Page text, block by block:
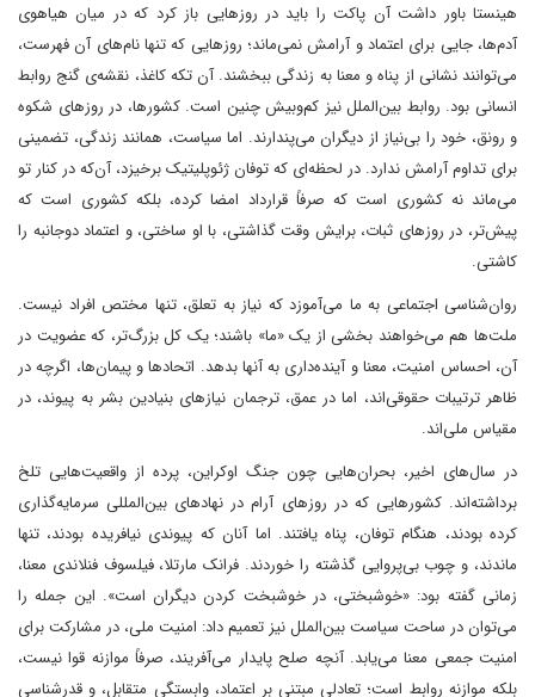
هینستا باور داشت آن پاکت را باید در روزهایی باز کرد که در میان هیاهوی
آدم‌ها، جایی برای اعتماد و آرامش نمی‌ماند؛ روزهایی که تنها نام‌های آن فهرست،
می‌توانند نشانی از پناه و معنا به زندگی ببخشند. آن تکه کاغذ، نقشه‌ی گنج روابط
انسانی بود. روابط بین‌الملل نیز کم‌وبیش چنین است. کشورها، در روزهای شکوه
و رونق، خود را بی‌نیاز از دیگران می‌پندارند. اما سیاست، همانند زندگی، تضمینی
برای تداوم آرامش ندارد. در لحظه‌ای که توفان ژئوپلیتیک برخیزد، آن‌که در کنار تو
می‌ماند نه کشوری است که صرفاً قرارداد امضا کرده، بلکه کشوری است که
پیش‌تر، در روزهای ثبات، برایش وقت گذاشتی، با او ساختی، و اعتماد دوجانبه را
کاشتی.
روان‌شناسی اجتماعی به ما می‌آموزد که نیاز به تعلق، تنها مختص افراد نیست.
ملت‌ها هم می‌خواهند بخشی از یک «ما» باشند؛ یک کل بزرگ‌تر، که عضویت در
آن، احساس امنیت، معنا و آینده‌داری به آنها بدهد. اتحادها و پیمان‌ها، اگرچه در
ظاهر ترتیبات حقوقی‌اند، اما در عمق، ترجمان نیازهای بنیادین بشر به پیوند، در
مقیاس ملی‌اند.
در سال‌های اخیر، بحران‌هایی چون جنگ اوکراین، پرده از واقعیت‌هایی تلخ
برداشته‌اند. کشورهایی که در روزهای آرام در نهادهای بین‌المللی سرمایه‌گذاری
کرده بودند، هنگام توفان، پناه یافتند. اما آنان که پیوندی نیافریده بودند، تنها
ماندند، و چوب بی‌پروایی گذشته را خوردند. فرانک مارتلا، فیلسوف فنلاندی معنا،
زمانی گفته بود: «خوشبختی، در خوشبخت کردن دیگران است». این جمله را
می‌توان در ساحت سیاست بین‌الملل نیز تعمیم داد: امنیت ملی، در مشارکت برای
امنیت جمعی معنا می‌یابد. آنچه صلح پایدار می‌آفریند، صرفاً موازنه قوا نیست،
بلکه موازنه روابط است؛ تعادلی مبتنی بر اعتماد، وابستگی متقابل، و قدرشناسی